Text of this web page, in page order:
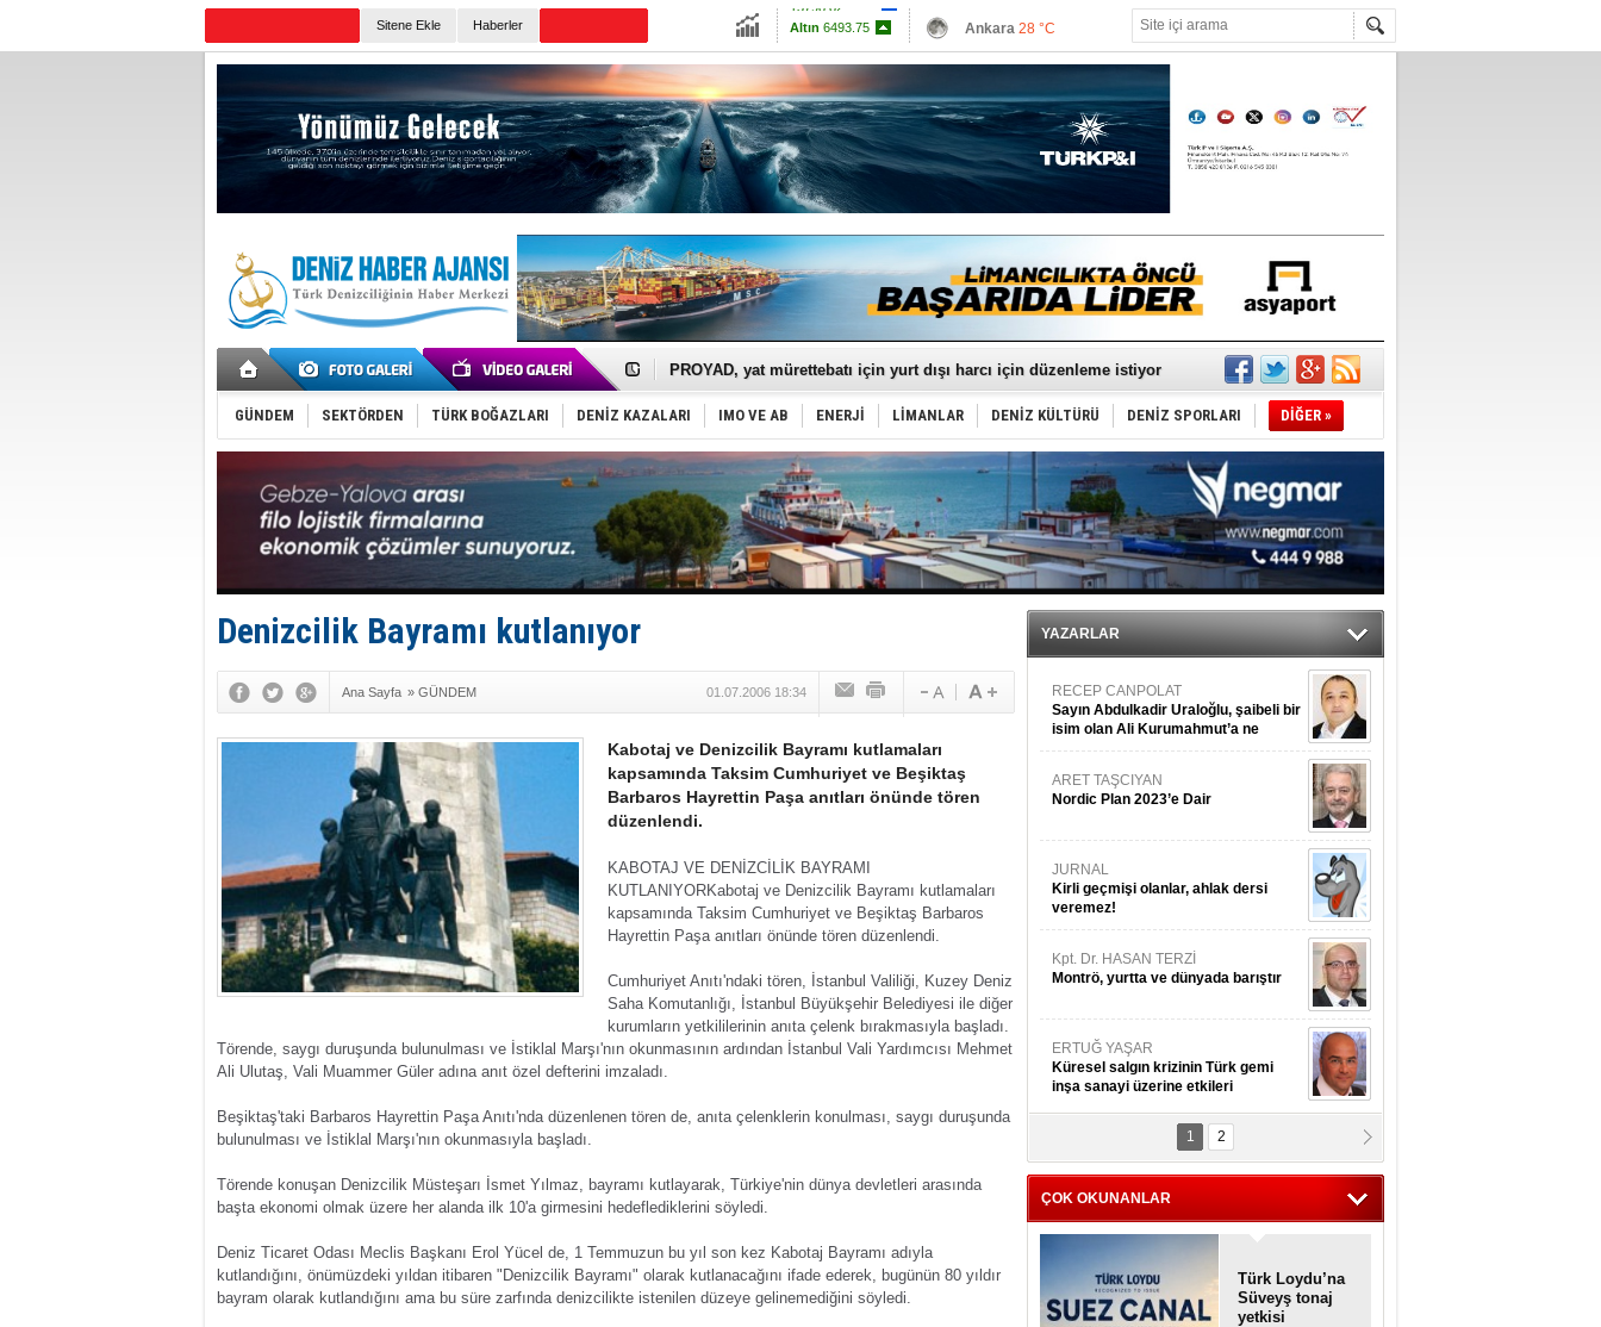
Sitene Ekle Haberler
Altın 6493.75
Euro54.9486
Ankara 28 °C
Antalya28 °C
Muğla 29 °C
Çanakkale 29 °C
İTU AUV, Dünya’da 2. oldu!
PROYAD, yat mürettebatı için yurt dışı harcı için düzenleme istiyor
Türkiye-Irak enerji hattında yeni dönem başlıyor
Türk Armatöre 'Uyuşturucu' tutuklaması!
Deniz turizminde yeni ‘Ceza Rejimi’!
DÖDER, 28. Dönem Yönetim Kurulu Başkanını seçti!
Fairline, Türkiye’de ‘SoleMarin’i seçti
Baltık Denizi'nde tarih yazıldı!
Runit kubbesi okyanusun derinliklerinde halkı tehdit ediyor
Limana dadandılar, 10 tekneyi soydular!
Türk Loydu’na Süveyş tonaj yetkisi
Hüseyin Mengi: “Yapay Zekâ, Ustanın yerini alamaz”
Hat-San Tersanesi’nden yüzer havuza omurga: NB26
GÜNDEM SEKTÖRDEN TÜRK BOĞAZLARI DENİZ KAZALARI IMO VE AB ENERJİ LİMANLAR DENİZ KÜLTÜRÜ DENİZ SPORLARI DİĞER »
Denizcilik Bayramı kutlanıyor
Ana Sayfa » GÜNDEM 01.07.2006 18:34
Kabotaj ve Denizcilik Bayramı kutlamaları
kapsamında Taksim Cumhuriyet ve Beşiktaş
Barbaros Hayrettin Paşa anıtları önünde tören
düzenlendi.
KABOTAJ VE DENİZCİLİK BAYRAMI
KUTLANIYORKabotaj ve Denizcilik Bayramı kutlamaları
kapsamında Taksim Cumhuriyet ve Beşiktaş Barbaros
Hayrettin Paşa anıtları önünde tören düzenlendi.
Cumhuriyet Anıtı'ndaki tören, İstanbul Valiliği, Kuzey Deniz
Saha Komutanlığı, İstanbul Büyükşehir Belediyesi ile diğer
kurumların yetkililerinin anıta çelenk bırakmasıyla başladı.
Törende, saygı duruşunda bulunulması ve İstiklal Marşı'nın okunmasının ardından İstanbul Vali Yardımcısı Mehmet
Ali Ulutaş, Vali Muammer Güler adına anıt özel defterini imzaladı.
Beşiktaş'taki Barbaros Hayrettin Paşa Anıtı'nda düzenlenen tören de, anıta çelenklerin konulması, saygı duruşunda
bulunulması ve İstiklal Marşı'nın okunmasıyla başladı.
Törende konuşan Denizcilik Müsteşarı İsmet Yılmaz, bayramı kutlayarak, Türkiye'nin dünya devletleri arasında
başta ekonomi olmak üzere her alanda ilk 10'a girmesini hedeflediklerini söyledi.
Deniz Ticaret Odası Meclis Başkanı Erol Yücel de, 1 Temmuzun bu yıl son kez Kabotaj Bayramı adıyla
kutlandığını, önümüzdeki yıldan itibaren "Denizcilik Bayramı" olarak kutlanacağını ifade ederek, bugünün 80 yıldır
bayram olarak kutlandığını ama bu süre zarfında denizcilikte istenilen düzeye gelinemediğini söyledi.
YAZARLAR
RECEP CANPOLAT
Sayın Abdulkadir Uraloğlu, şaibeli bir
isim olan Ali Kurumahmut’a ne
danışıyorsunuz?
ARET TAŞCIYAN
Nordic Plan 2023’e Dair
JURNAL
Kirli geçmişi olanlar, ahlak dersi
veremez!
Kpt. Dr. HASAN TERZİ
Montrö, yurtta ve dünyada barıştır
ERTUĞ YAŞAR
Küresel salgın krizinin Türk gemi
inşa sanayi üzerine etkileri
Kpt. MESUT AZMİ GÖKSOY
ithafen...
1 2
ÇOK OKUNANLAR
Türk Loydu’na
Süveyş tonaj
yetkisi